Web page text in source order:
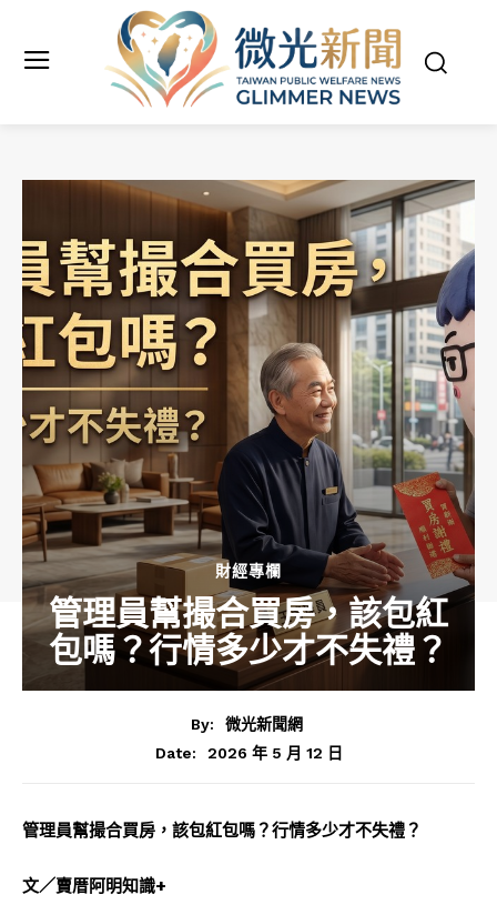
財經專欄
管理員幫撮合買房，該包紅
包嗎？行情多少才不失禮？
By:
微光新聞網
Date:
2026 年 5 月 12 日
管理員幫撮合買房，該包紅包嗎？行情多少才不失禮？
文／賣厝阿明知識+